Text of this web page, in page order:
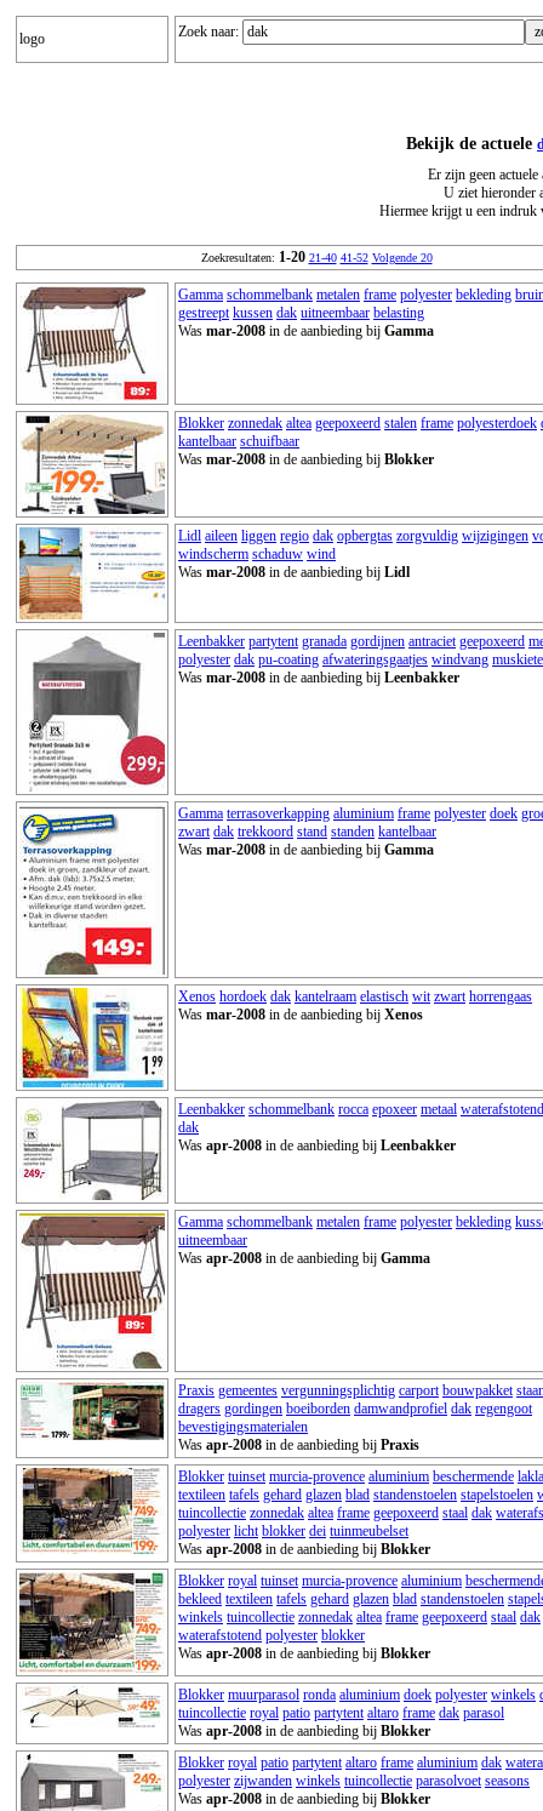
logo Zoek naar:
Bekijk de actuele
Er zijn geen actuele
U ziet hieronder
Hiermee krijgt u een indruk
Zoekresultaten: 1-20 21-40 41-52 Volgende 20
Gamma schommelbank metalen frame polyester bekleding
gestreept kussen dak uitneembaar belasting
Was mar-2008 in de aanbieding bij Gamma
Blokker zonnedak altea geepoxeerd stalen frame polyesterdoek
kantelbaar schuifbaar
Was mar-2008 in de aanbieding bij Blokker
Lidl aileen liggen regio dak opbergtas zorgvuldig wijzigingen
windscherm schaduw wind
Was mar-2008 in de aanbieding bij Lidl
Leenbakker partytent granada gordijnen antraciet geepoxeerd
polyester dak pu-coating afwateringsgaatjes windvang
Was mar-2008 in de aanbieding bij Leenbakker
Gamma terrasoverkapping aluminium frame polyester doek
zwart dak trekkoord stand standen kantelbaar
Was mar-2008 in de aanbieding bij Gamma
Xenos hordoek dak kantelraam elastisch wit zwart horrengaas
Was mar-2008 in de aanbieding bij Xenos
Leenbakker schommelbank rocca epoxeer metaal waterafstotend
dak
Was apr-2008 in de aanbieding bij Leenbakker
Gamma schommelbank metalen frame polyester bekleding
uitneembaar
Was apr-2008 in de aanbieding bij Gamma
Praxis gemeentes vergunningsplichtig carport bouwpakket
dragers gordingen boeiborden damwandprofiel dak regengoot
bevestigingsmaterialen
Was apr-2008 in de aanbieding bij Praxis
Blokker tuinset murcia-provence aluminium beschermende
textileen tafels gehard glazen blad standenstoelen stapelstoelen
tuincollectie zonnedak altea frame geepoxeerd staal dak
polyester licht blokker dei tuinmeubelset
Was apr-2008 in de aanbieding bij Blokker
Blokker royal tuinset murcia-provence aluminium
bekleed textileen tafels gehard glazen blad standenstoelen
winkels tuincollectie zonnedak altea frame geepoxeerd staal dak
waterafstotend polyester blokker
Was apr-2008 in de aanbieding bij Blokker
Blokker muurparasol ronda aluminium doek polyester winkels
tuincollectie royal patio partytent altaro frame dak parasol
Was apr-2008 in de aanbieding bij Blokker
Blokker royal patio partytent altaro frame aluminium dak
polyester zijwanden winkels tuincollectie parasolvoet seasons
Was apr-2008 in de aanbieding bij Blokker